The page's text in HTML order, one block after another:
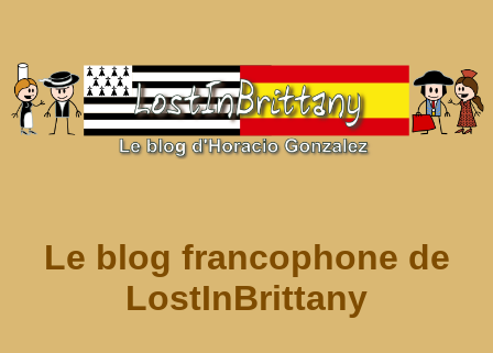
Le blog francophone de
LostInBrittany